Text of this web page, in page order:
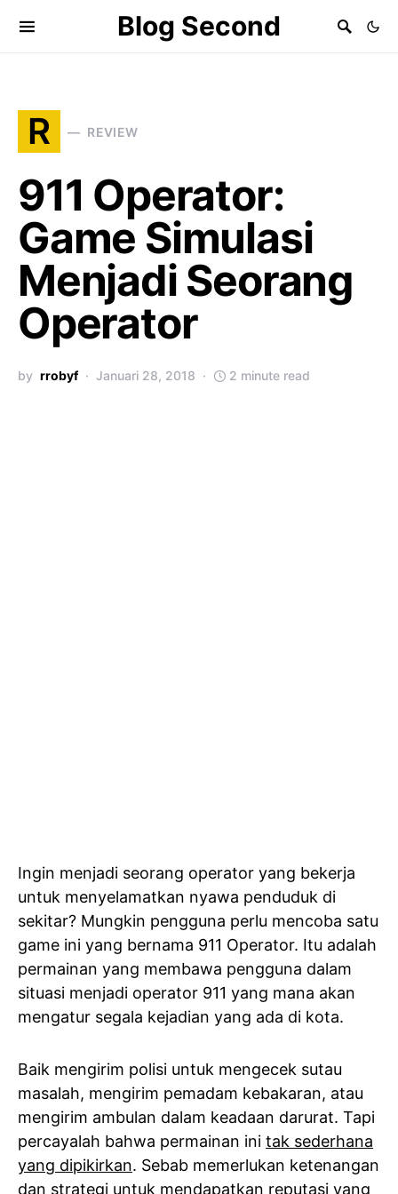
Blog Second
R REVIEW
911 Operator:
Game Simulasi
Menjadi Seorang
Operator
by rrobyf Januari 28, 2018 2 minute read
Ingin menjadi seorang operator yang bekerja
untuk menyelamatkan nyawa penduduk di
sekitar? Mungkin pengguna perlu mencoba satu
game ini yang bernama 911 Operator. Itu adalah
permainan yang membawa pengguna dalam
situasi menjadi operator 911 yang mana akan
mengatur segala kejadian yang ada di kota.
Baik mengirim polisi untuk mengecek sutau
masalah, mengirim pemadam kebakaran, atau
mengirim ambulan dalam keadaan darurat. Tapi
percayalah bahwa permainan ini tak sederhana
yang dipikirkan. Sebab memerlukan ketenangan
dan strategi untuk mendapatkan reputasi yang